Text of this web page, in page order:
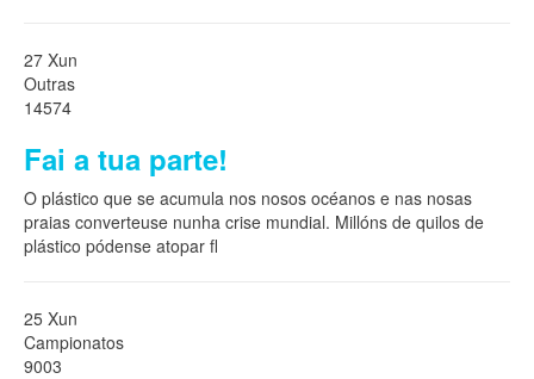
27 Xun
Outras
14574
Fai a tua parte!
O plástico que se acumula nos nosos océanos e nas nosas
praias converteuse nunha crise mundial. Millóns de quilos de
plástico pódense atopar fl
25 Xun
Campionatos
9003